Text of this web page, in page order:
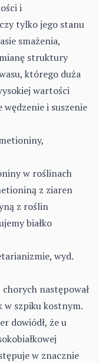
i
tylko jego stanu
smażenia,
struktury
którego duża
wartości
wędzenie i suszenie
w roślinach
z ziaren
z roślin
białko
wyd.
następował
w szpiku kostnym.
dowiódł, że u
w znacznie